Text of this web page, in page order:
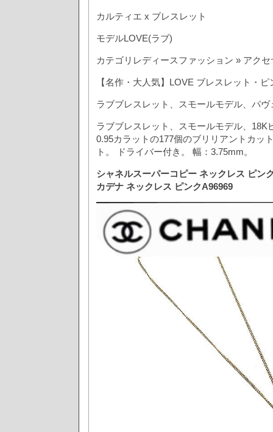
カルティエ x ブレスレット
モデルLOVE(ラブ)
カテゴリレディースファッション » アク
【名作・大人気】LOVE ブレスレット・
ラブブレスレット、スモールモデル、パヴ
ラブブレスレット、スモールモデル、18K
0.95カラットの177個のブリリアントカッ
ト。 ドライバー付き。 幅：3.75mm。
シャネルスーパーコピー ネックレス ピン
カデナ ネックレス ピンクA96969